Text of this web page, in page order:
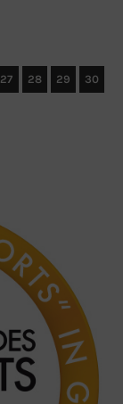
27 28 29
30